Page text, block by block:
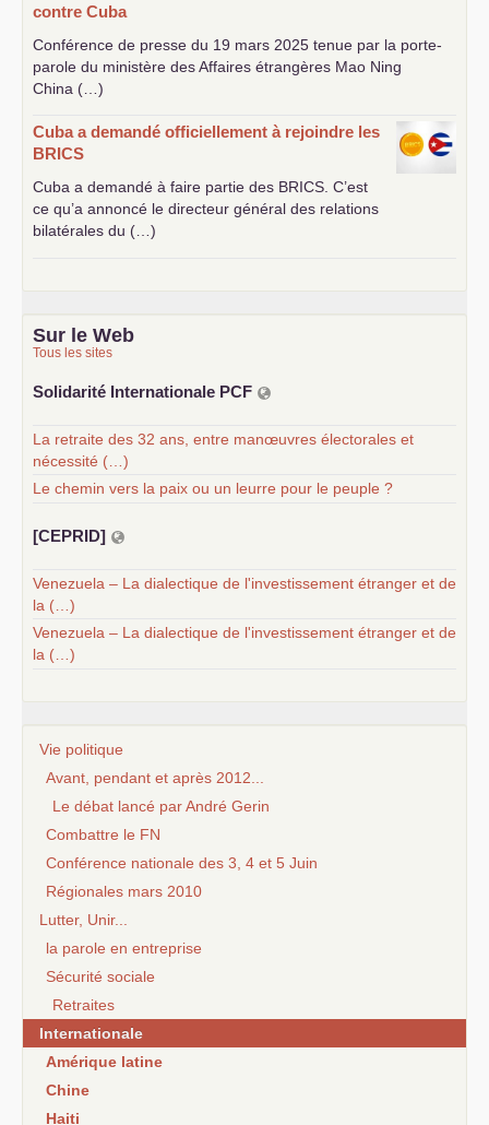
contre Cuba
Conférence de presse du 19 mars 2025 tenue par la porte-
parole du ministère des Affaires étrangères Mao Ning
China (…)
Cuba a demandé officiellement à rejoindre les
BRICS
Cuba a demandé à faire partie des BRICS . C’est
ce qu’a annoncé le directeur général des relations
bilatérales du (…)
Sur le Web
Tous les sites
Solidarité Internationale PCF
La retraite des 32 ans, entre manœuvres électorales et
nécessité (…)
Le chemin vers la paix ou un leurre pour le peuple ?
[CEPRID]
Venezuela – La dialectique de l'investissement étranger et de
la (…)
Venezuela – La dialectique de l'investissement étranger et de
la (…)
Vie politique
Avant, pendant et après 2012...
Le débat lancé par André Gerin
Combattre le FN
Conférence nationale des 3, 4 et 5 Juin
Régionales mars 2010
Lutter, Unir...
la parole en entreprise
Sécurité sociale
Retraites
Internationale
Amérique latine
Chine
Haiti